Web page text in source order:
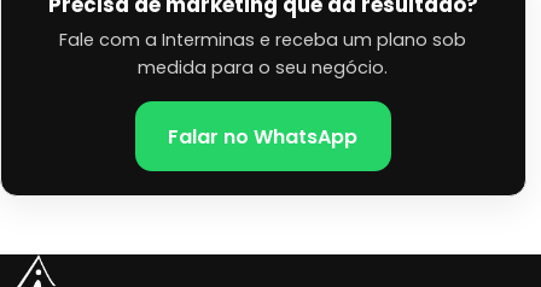
Fale com a Interminas e receba um plano sob
medida para o seu negócio.
Falar no WhatsApp